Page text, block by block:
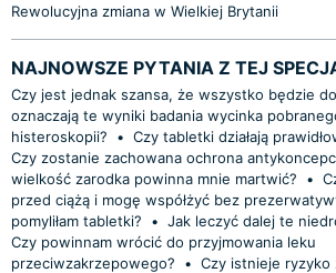
Rewolucyjna zmiana w Wielkiej Brytanii
NAJNOWSZE PYTANIA Z TEJ
Czy jest jednak szansa, że wszystko będzie
oznaczają te wyniki badania wycinka
histeroskopii?
• Czy tabletki działają
Czy zostanie zachowana ochrona
wielkość zarodka powinna mnie martwić?
•
przed ciążą i mogę współżyć bez
pomyliłam tabletki?
• Jak leczyć dalej te
Czy powinnam wrócić do przyjmowania leku
przeciwzakrzepowego?
• Czy istnieje ryzyko